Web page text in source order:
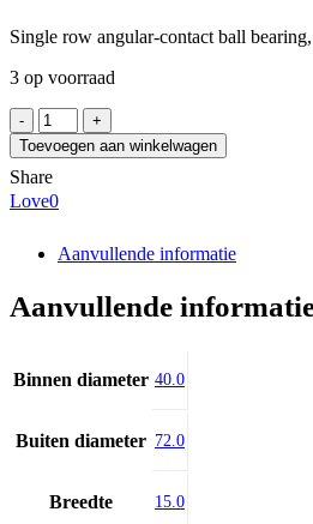
Single row angular-contact ball
3 op voorraad
SKF
BSD
4072
CGA
aantal
Toevoegen aan winkelwagen
Share
Love0
Aanvullende informatie
Aanvullende
Binnen diameter 40.0
Buiten diameter 72.0
Breedte 15.0